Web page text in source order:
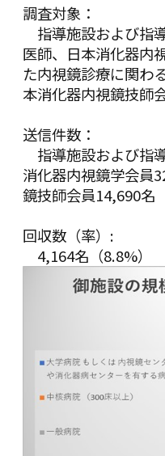
調査対象：
指導施設および指
医師、日本消化器内
た内視鏡診療に関わ
本消化器内視鏡技師
送信件数：
指導施設および指
消化器内視鏡学会員
鏡技師会員14,690名
回収数（率）:
4,164名（8.8%）